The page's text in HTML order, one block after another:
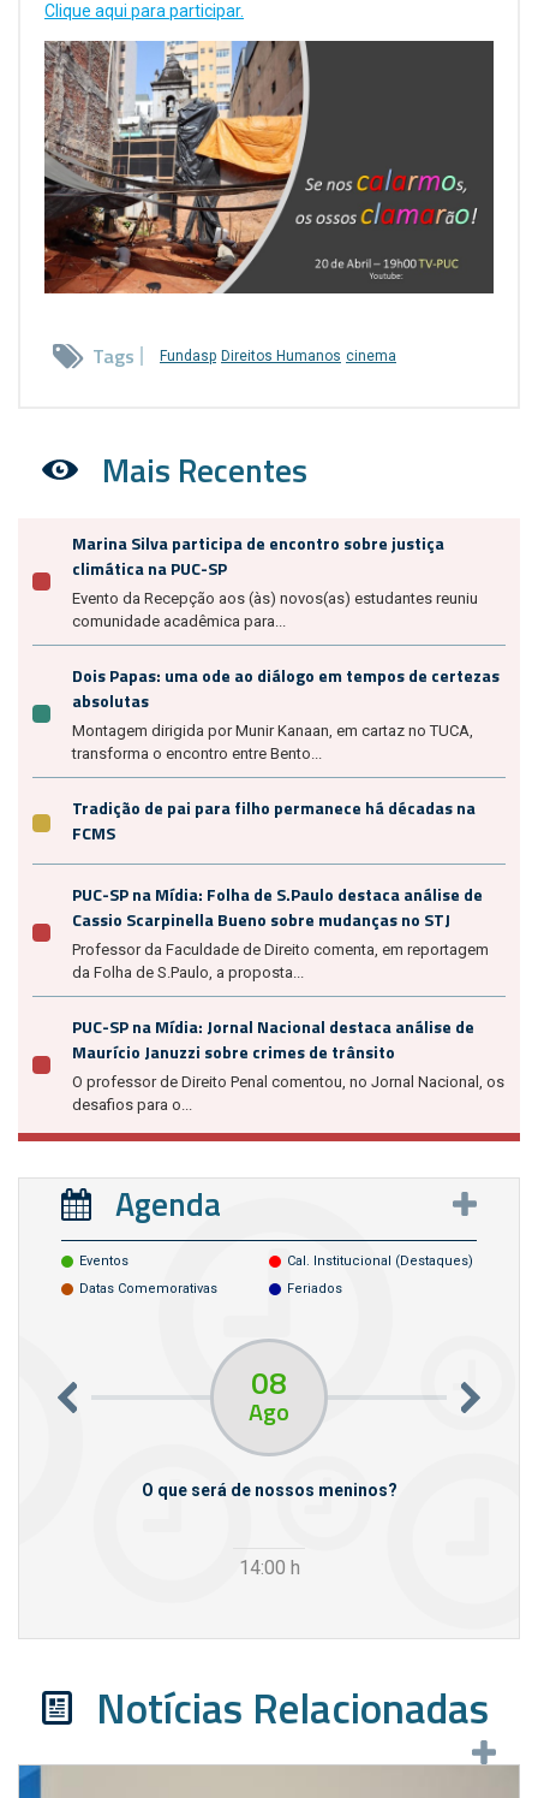
Clique aqui para participar.
Tags Fundasp Direitos Humanos cinema
Mais Recentes
Marina Silva participa de encontro sobre justiça
climática na PUC-SP
Evento da Recepção aos (às) novos(as) estudantes reuniu
comunidade acadêmica para...
Dois Papas: uma ode ao diálogo em tempos de certezas
absolutas
Montagem dirigida por Munir Kanaan, em cartaz no TUCA,
transforma o encontro entre Bento...
Tradição de pai para filho permanece há décadas na
FCMS
PUC-SP na Mídia: Folha de S.Paulo destaca análise de
Cassio Scarpinella Bueno sobre mudanças no STJ
Professor da Faculdade de Direito comenta, em reportagem
da Folha de S.Paulo, a proposta...
PUC-SP na Mídia: Jornal Nacional destaca análise de
Maurício Januzzi sobre crimes de trânsito
O professor de Direito Penal comentou, no Jornal Nacional, os
desafios para o...
Agenda
Eventos
Cal. Institucional (destaques)
Datas Comemorativas
Feriados
08
Ago
O que será de nossos meninos?
14:00 h
Notícias Relacionadas